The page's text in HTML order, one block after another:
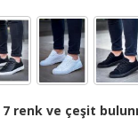
renk ve çeşit